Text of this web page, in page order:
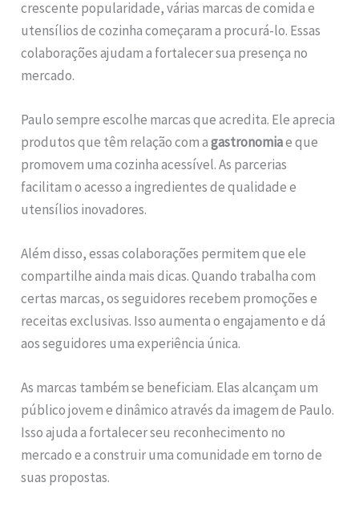
crescente popularidade, várias marcas de comida e
utensílios de cozinha começaram a procurá-lo. Essas
colaborações ajudam a fortalecer sua presença no
mercado.
Paulo sempre escolhe marcas que acredita. Ele aprecia
produtos que têm relação com agastronomiae que
promovem uma cozinha acessível. As parcerias
facilitam o acesso a ingredientes de qualidade e
utensílios inovadores.
Além disso, essas colaborações permitem que ele
compartilhe ainda mais dicas. Quando trabalha com
certas marcas, os seguidores recebem promoções e
receitas exclusivas. Isso aumenta o engajamento e dá
aos seguidores uma experiência única.
As marcas também se beneficiam. Elas alcançam um
público jovem e dinâmico através da imagem de Paulo.
Isso ajuda a fortalecer seu reconhecimento no
mercado e a construir uma comunidade em torno de
suas propostas.